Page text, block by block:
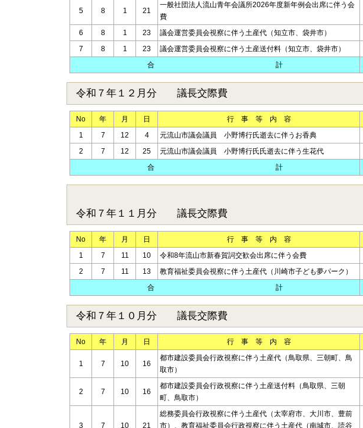
5 8 1 21
一般社団法人流山青年会議所2026年度新年例会出席に伴う会
費
6 8 1 23 議会運営委員会視察に伴う土産代（知立市、袋井市）
7
8 1 23 議会運営委員会視察に伴う土産送付料（知立市、袋井市）
合 計
令和７年１２月分 議長交際費
No 年 月 日 行 事 等 内 容
1
7 12 4 元流山市議会議員 小野博行氏逝去に伴うお香典
2
7 12 25 元流山市議会議員 小野博行氏氏逝去に伴う生花代
合 計
令和７年１１月分 議長交際費
No 年 月 日 行 事 等 内 容
1
7 11 10 令和8年流山市新春賀詞交歓会出席に伴う会費
2
7 11 13 教育福祉委員会視察に伴う土産代（川崎市子ども夢パーク）
合 計
令和７年１０月分 議長交際費
No 年 月 日 行 事 等 内 容
1 7 10 16
都市建設委員会行政視察に伴う土産代（鳥取県、三朝町、鳥
取市）
2 7 10 16
都市建設委員会行政視察に伴う土産送付料（鳥取県、三朝
町、鳥取市）
3 7 10 21
総務委員会行政視察に伴う土産代（太宰府市、大川市、豊前
市）、教育福祉委員会行政視察に伴う土産代（南城市、読谷